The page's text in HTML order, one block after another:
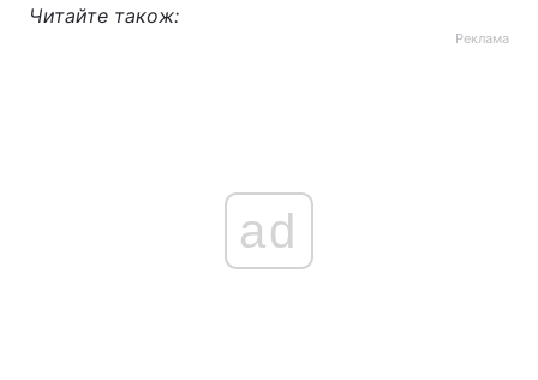
Читайте також:
Реклама
ad